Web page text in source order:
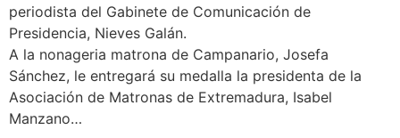
periodista del Gabinete de Comunicación de
Presidencia, Nieves Galán.
A la nonageria matrona de Campanario, Josefa
Sánchez, le entregará su medalla la presidenta de la
Asociación de Matronas de Extremadura, Isabel
Manzano…